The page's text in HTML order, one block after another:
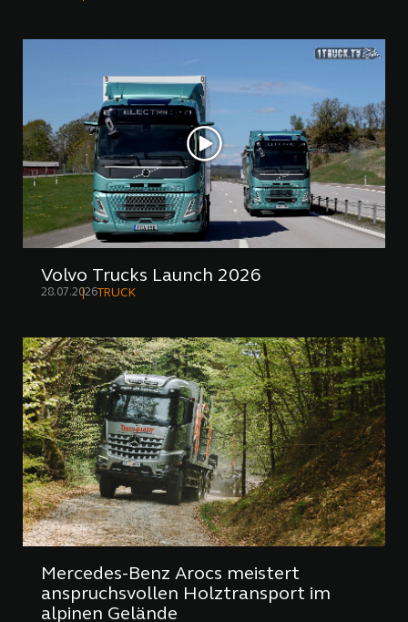
Volvo Trucks Launch 2026
28.07.2026TRUCK
Mercedes-Benz Arocs meistert
anspruchsvollen Holztransport im
alpinen Gelände